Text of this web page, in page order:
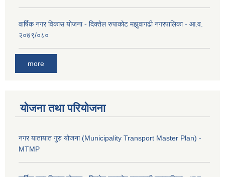
वार्षिक नगर विकास योजना - दिक्तेल रुपाकोट मझुवागढी नगरपालिका - आ.व.
२०७९/०८०
more
योजना तथा परियोजना
नगर यातायात गुरु योजना (Municipality Transport Master Plan) -
MTMP